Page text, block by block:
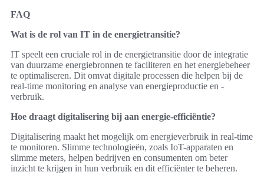
FAQ
Wat is de rol van IT in de energietransitie?
IT speelt een cruciale rol in de energietransitie door de integratie
van duurzame energiebronnen te faciliteren en het energiebeheer
te optimaliseren. Dit omvat digitale processen die helpen bij de
real-time monitoring en analyse van energieproductie en -
verbruik.
Hoe draagt digitalisering bij aan energie-efficiëntie?
Digitalisering maakt het mogelijk om energieverbruik in real-time
te monitoren. Slimme technologieën, zoals IoT-apparaten en
slimme meters, helpen bedrijven en consumenten om beter
inzicht te krijgen in hun verbruik en dit efficiënter te beheren.